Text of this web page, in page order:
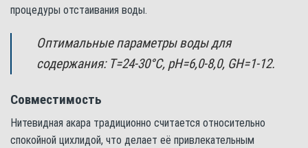
процедуры отстаивания воды.
Оптимальные параметры воды для
содержания: Т=24-30°С, pH=6,0-8,0, GH=1-12.
Совместимость
Нитевидная акара традиционно считается относительно
спокойной цихлидой, что делает её привлекательным